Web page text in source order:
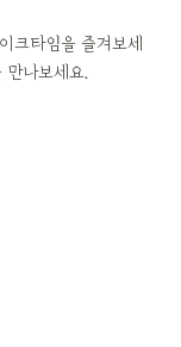
크타임을 즐겨보세
만나보세요.